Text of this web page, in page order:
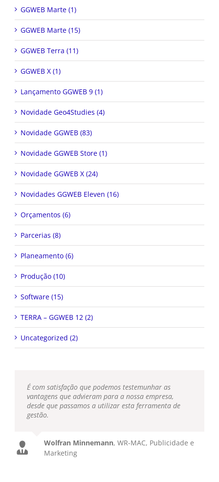
GGWEB Marte (1)
GGWEB Marte (15)
GGWEB Terra (11)
GGWEB X (1)
Lançamento GGWEB 9 (1)
Novidade Geo4Studies (4)
Novidade GGWEB (83)
Novidade GGWEB Store (1)
Novidade GGWEB X (24)
Novidades GGWEB Eleven (16)
Orçamentos (6)
Parcerias (8)
Planeamento (6)
Produção (10)
Software (15)
TERRA – GGWEB 12 (2)
Uncategorized (2)
É com satisfação que podemos testemunhar as
vantagens que advieram para a nossa empresa,
desde que passamos a utilizar esta ferramenta de
gestão.
Wolfran Minnemann, WR-MAC, Publicidade e
Marketing